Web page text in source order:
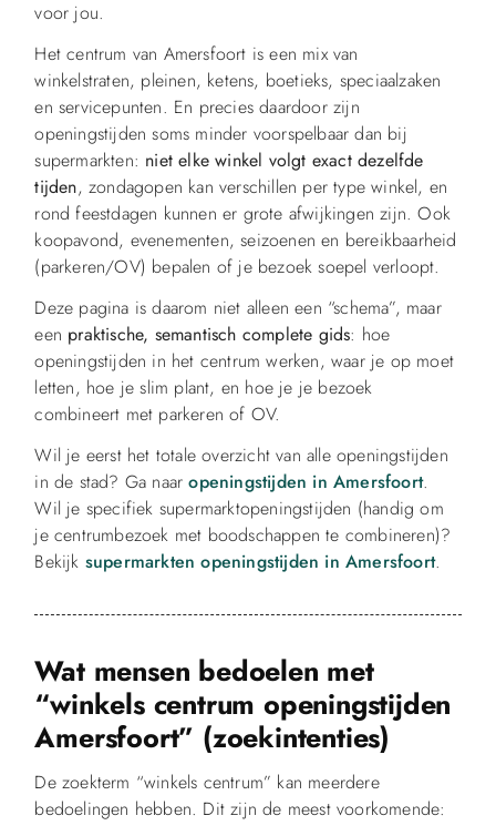
voor jou.
Het centrum van Amersfoort is een mix van
winkelstraten, pleinen, ketens, boetieks, speciaalzaken
en servicepunten. En precies daardoor zijn
openingstijden soms minder voorspelbaar dan bij
supermarkten: niet elke winkel volgt exact dezelfde
tijden, zondagopen kan verschillen per type winkel, en
rond feestdagen kunnen er grote afwijkingen zijn. Ook
koopavond, evenementen, seizoenen en bereikbaarheid
(parkeren/OV) bepalen of je bezoek soepel verloopt.
Deze pagina is daarom niet alleen een “schema”, maar
een praktische, semantisch complete gids: hoe
openingstijden in het centrum werken, waar je op moet
letten, hoe je slim plant, en hoe je je bezoek
combineert met parkeren of OV.
Wil je eerst het totale overzicht van alle openingstijden
in de stad? Ga naaropeningstijden in Amersfoort.
Wil je specifiek supermarktopeningstijden (handig om
je centrumbezoek met boodschappen te combineren)?
Bekijk supermarkten openingstijden in Amersfoort.
Wat mensen bedoelen met
“winkels centrum openingstijden
Amersfoort” (zoekintenties)
De zoekterm “winkels centrum” kan meerdere
bedoelingen hebben. Dit zijn de meest voorkomende: